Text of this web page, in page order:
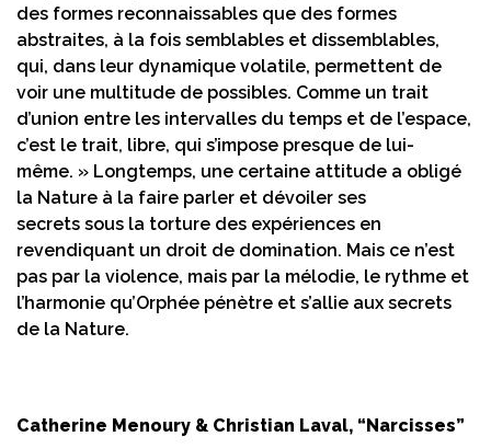
des formes reconnaissables que des formes
abstraites, à la fois semblables et dissemblables,
qui, dans leur dynamique volatile, permettent de
voir une multitude de possibles. Comme un trait
d’union entre les intervalles du temps et de l’espace,
c’est le trait, libre, qui s’impose presque de lui-
même. » Longtemps, une certaine attitude a obligé
la Nature à la faire parler et dévoiler ses
secrets sous la torture des expériences en
revendiquant un droit de domination. Mais ce n’est
pas par la violence, mais par la mélodie, le rythme et
l’harmonie qu’Orphée pénètre et s’allie aux secrets
de la Nature.
Catherine Menoury & Christian Laval, “Narcisses”